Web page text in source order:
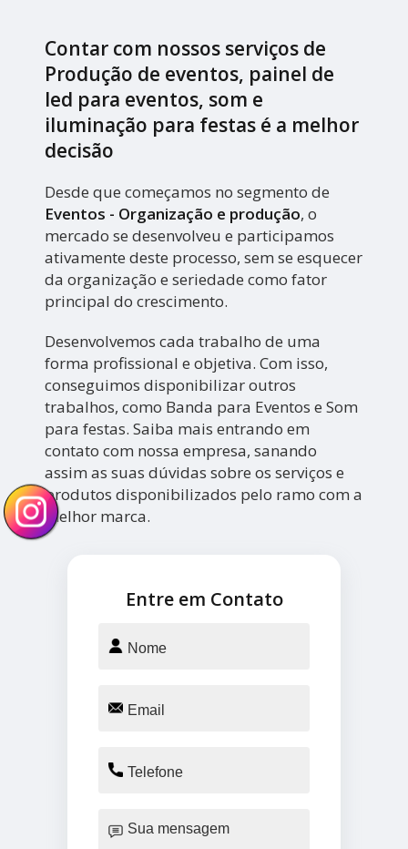
Contar com nossos serviços de
Produção de eventos, painel de
led para eventos, som e
iluminação para festas é a melhor
decisão
Desde que começamos no segmento de
Eventos - Organização e produção, o
mercado se desenvolveu e participamos
ativamente deste processo, sem se esquecer
da organização e seriedade como fator
principal do crescimento.
Desenvolvemos cada trabalho de uma
forma profissional e objetiva. Com isso,
conseguimos disponibilizar outros
trabalhos, como Banda para Eventos e Som
para festas. Saiba mais entrando em
contato com nossa empresa, sanando
assim as suas dúvidas sobre os serviços e
produtos disponibilizados pelo ramo com a
melhor marca.
Entre em Contato